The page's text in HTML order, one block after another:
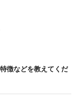
徴などを教えてくだ